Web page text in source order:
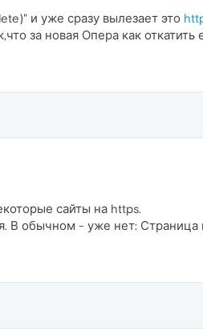
и уже сразу вылезает это
за новая Опера как
сайты на https.
В обычном - уже нет: Страница